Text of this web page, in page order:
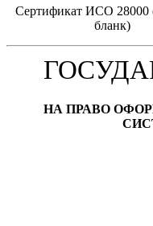
Сертификат ИСО 28000
бланк)
НА ПРАВО